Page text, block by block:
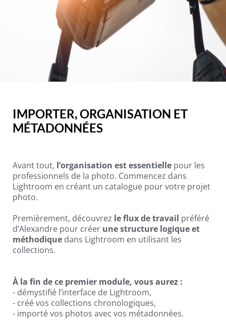
IMPORTER, ORGANISATION ET
MÉTADONNÉES
Avant tout, l’organisation est essentielle pour les
professionnels de la photo. Commencez dans
Lightroom en créant un catalogue pour votre projet
photo.
Premièrement, découvrez le flux de travail préféré
d’Alexandre pour créer une structure logique et
méthodique dans Lightroom en utilisant les
collections.
À la fin de ce premier module, vous aurez :
- démystifié l’interface de Lightroom,
- créé vos collections chronologiques,
- importé vos photos avec vos métadonnées.